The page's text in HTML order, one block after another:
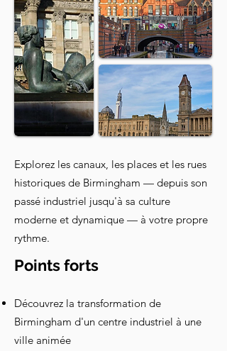
Explorez les canaux, les places et les rues
historiques de Birmingham — depuis son
passé industriel jusqu'à sa culture
moderne et dynamique — à votre propre
rythme.
Points forts
Découvrez la transformation de
Birmingham d'un centre industriel à une
ville animée